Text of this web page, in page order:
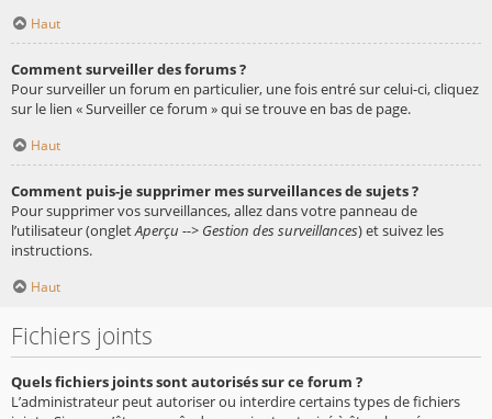
Haut
Comment surveiller des forums ?
Pour surveiller un forum en particulier, une fois entré sur celui-ci, cliquez
sur le lien « Surveiller ce forum » qui se trouve en bas de page.
Haut
Comment puis-je supprimer mes surveillances de sujets ?
Pour supprimer vos surveillances, allez dans votre panneau de
l’utilisateur (ongletAperçu --> Gestion des surveillances) et suivez les
instructions.
Haut
Fichiers joints
Quels fichiers joints sont autorisés sur ce forum ?
L’administrateur peut autoriser ou interdire certains types de fichiers